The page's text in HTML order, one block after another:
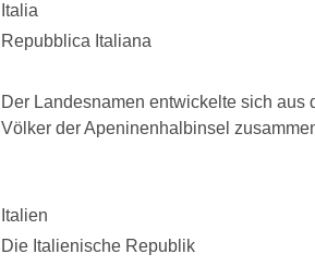
Italia
Repubblica Italiana
Der Landesnamen entwickelte sich aus
Völker der Apeninenhalbinsel
Italien
Die Italienische Republik